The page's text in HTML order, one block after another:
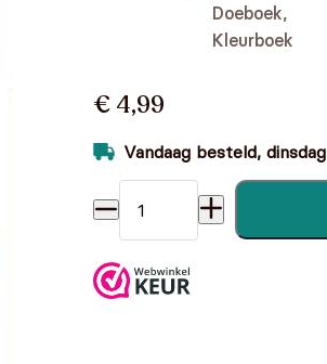
Doeboek,
Kleurboek
€ 4,99
Vandaag besteld,
Kleuren op Nummer Dieren